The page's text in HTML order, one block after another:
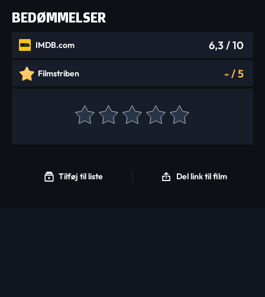
BEDØMMELSER
IMDB.com 6,3/ 10
Filmstriben -/5
Tilføj til liste Del link til film